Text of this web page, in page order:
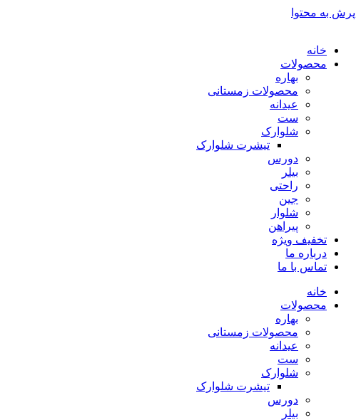
پرش به محتوا
خانه
محصولات
بهاره
محصولات زمستانی
عیدانه
ست
شلوارک
تیشرت شلوارک
دورس
بیلر
راحتی
جین
شلوار
پیراهن
تخفیف ویژه
درباره ما
تماس با ما
خانه
محصولات
بهاره
محصولات زمستانی
عیدانه
ست
شلوارک
تیشرت شلوارک
دورس
بیلر